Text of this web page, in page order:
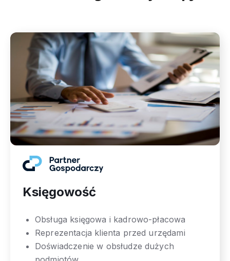
Księgowość
Obsługa księgowa i kadrowo-płacowa
Reprezentacja klienta przed urzędami
Doświadczenie w obsłudze dużych